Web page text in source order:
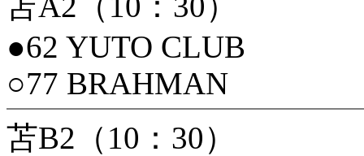
●62 YUTO CLUB
○77 BRAHMAN
苫B2（10：30）